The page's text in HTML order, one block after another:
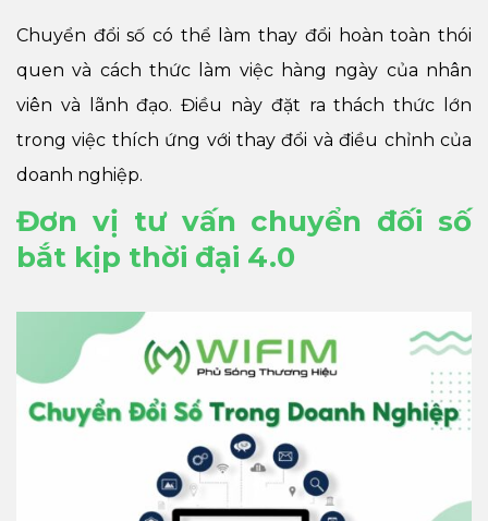
Chuyển đổi số có thể làm thay đổi hoàn toàn thói
quen và cách thức làm việc hàng ngày của nhân
viên và lãnh đạo. Điều này đặt ra thách thức lớn
trong việc thích ứng với thay đổi và điều chỉnh của
doanh nghiệp.
Đơn vị tư vấn chuyển đối số
bắt kịp thời đại 4.0